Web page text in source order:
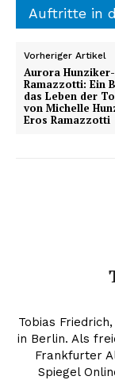
Auftritte in
Vorheriger Artikel
Aurora Hunziker-
Ramazzotti: Ein
das Leben der
von Michelle
Eros Ramazzotti
Tobias
in Berlin. Als
Frankfurter
Spiegel